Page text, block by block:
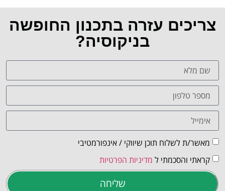
צריכים עזרה בתכנון החופשה
בניקוסיה?
מאשר/ת לשלוח תוכן שיווקי / אינפורמטיבי
קראתי והסכמתי ל מדיניות הפרטיות
שליחה